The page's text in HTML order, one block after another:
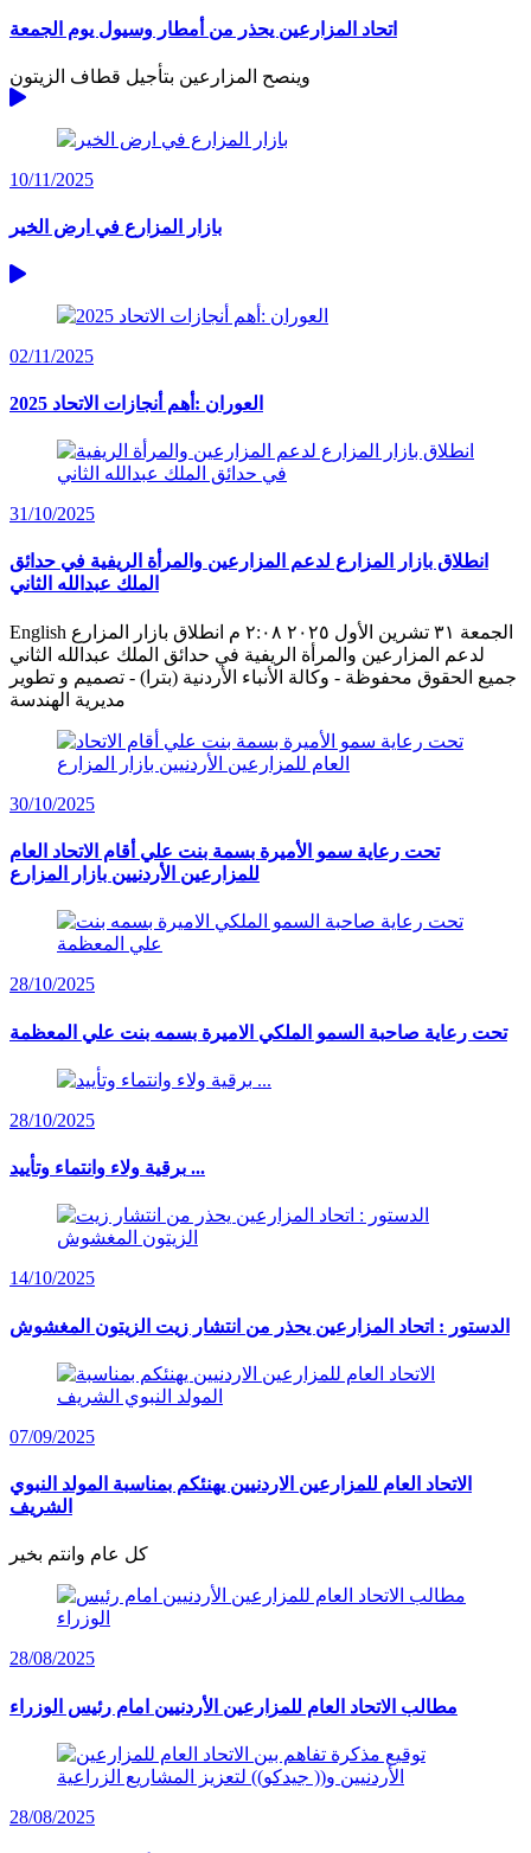
اتحاد المزارعين يحذر من أمطار وسيول يوم الجمعة
وينصح المزارعين بتأجيل قطاف الزيتون
10/11/2025
بازار المزارع في ارض الخير
02/11/2025
العوران :أهم أنجازات الاتحاد 2025
31/10/2025
انطلاق بازار المزارع لدعم المزارعين والمرأة الريفية في حدائق
الملك عبدالله الثاني
English الجمعة ٣١ تشرين الأول ٢٠٢٥ ٢:٠٨ م انطلاق بازار المزارع
لدعم المزارعين والمرأة الريفية في حدائق الملك عبدالله الثاني
جميع الحقوق محفوظة - وكالة الأنباء الأردنية (بترا) - تصميم و تطوير
مديرية الهندسة
30/10/2025
تحت رعاية سمو الأميرة بسمة بنت علي أقام الاتحاد العام
للمزارعين الأردنيين بازار المزارع
28/10/2025
تحت رعاية صاحبة السمو الملكي الاميرة بسمه بنت علي المعظمة
28/10/2025
برقية ولاء وانتماء وتأييد ...
14/10/2025
الدستور : اتحاد المزارعين يحذر من انتشار زيت الزيتون المغشوش
07/09/2025
الاتحاد العام للمزارعين الاردنيين يهنئكم بمناسبة المولد النبوي
الشريف
كل عام وانتم بخير
28/08/2025
مطالب الاتحاد العام للمزارعين الأردنيين امام رئيس الوزراء
28/08/2025